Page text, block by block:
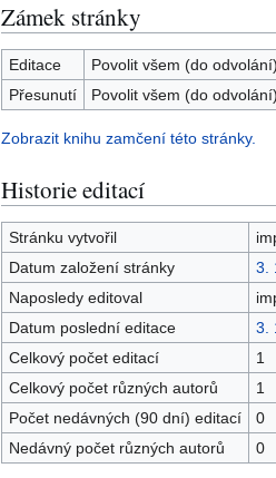
Zámek stránky
Editace
Povolit všem (do
Přesunutí
Povolit všem (do
Zobrazit knihu zamčení této stránky.
Historie editací
Stránku vytvořil
Datum založení stránky
3.
Naposledy editoval
Datum poslední editace
3.
Celkový počet editací
1
Celkový počet různých autorů
1
Počet nedávných (90 dní) editací
0
Nedávný počet různých autorů
0